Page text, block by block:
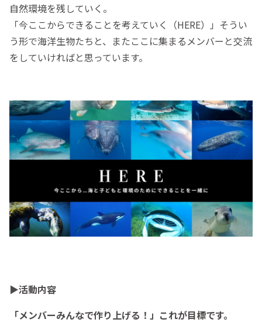
自然環境を残していく。
「今ここからできることを考えていく（HERE）」そうい
う形で海洋生物たちと、またここに集まるメンバーと交流
をしていければと思っています。
▶︎活動内容
「メンバーみんなで作り上げる！」これが目標です。